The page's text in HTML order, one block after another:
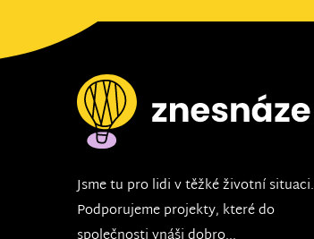
Jsme tu pro lidi v těžké životní situaci.
Podporujeme projekty, které do